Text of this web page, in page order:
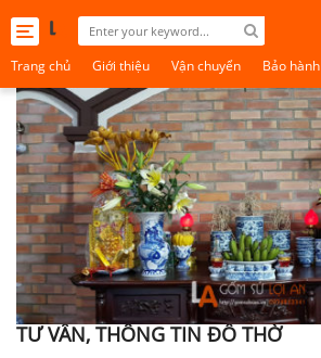
Toggle
navigation
Trang chủ Giới thiệu Vận chuyển Bảo hành
TƯ VẤN, THÔNG TIN ĐỒ THỜ